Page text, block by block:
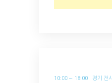
10:00 ~ 18:00 경기 전시